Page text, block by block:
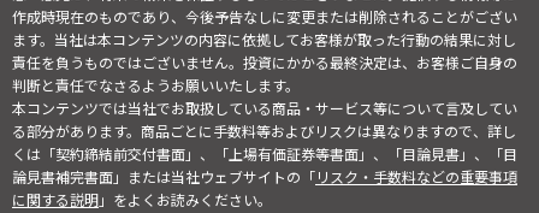
作成時現在のものであり、今後予告なしに変更または削除されることがござい
ます。当社は本コンテンツの内容に依拠してお客様が取った行動の結果に対し
責任を負うものではございません。投資にかかる最終決定は、お客様ご自身の
判断と責任でなさるようお願いいたします。
本コンテンツでは当社でお取扱している商品・サービス等について言及してい
る部分があります。商品ごとに手数料等およびリスクは異なりますので、詳し
くは「契約締結前交付書面」、「上場有価証券等書面」、「目論見書」、「目
論見書補完書面」または当社ウェブサイトの「リスク・手数料などの重要事項
に関する説明」をよくお読みください。